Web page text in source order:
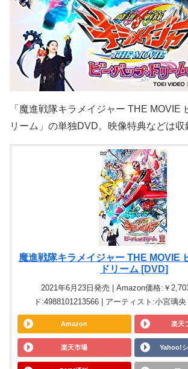
「魔進戦隊キラメイジャー THE MOVIE
リーム」の単独DVD。映像特典などは収
魔進戦隊キラメイジャー THE MOVIE
ドリーム [DVD]
2021年6月23日発売 | Amazon価格:￥
ド:4988101213566 | アーティスト:小宮璃
Amazon 楽天
楽天市場 Yahoo!